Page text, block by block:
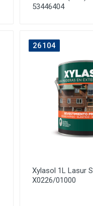
53446404
26104
Xylasol 1L Lasur
X0226/01000